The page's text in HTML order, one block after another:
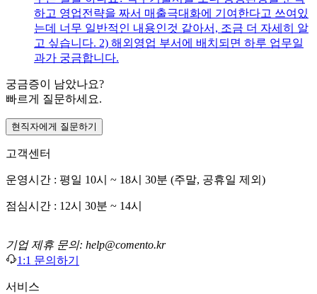
하고 영업전략을 짜서 매출극대화에 기여한다고 쓰여있
는데 너무 일반적인 내용인것 같아서, 조금 더 자세히 알
고 싶습니다. 2) 해외영업 부서에 배치되면 하루 업무일
과가 궁금합니다.
궁금증이 남았나요?
빠르게 질문하세요.
현직자에게 질문하기
고객센터
운영시간 : 평일 10시 ~ 18시 30분 (주말, 공휴일 제외)
점심시간 : 12시 30분 ~ 14시
기업 제휴 문의: help@comento.kr
1:1 문의하기
서비스